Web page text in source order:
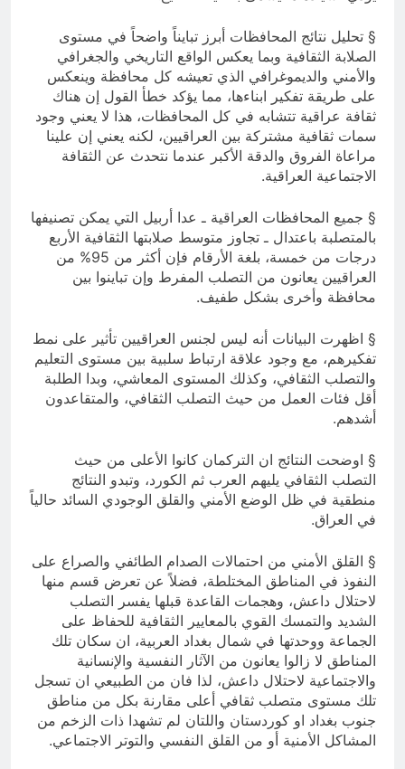
§ تحليل نتائج المحافظات أبرز تبايناً واضحاً في مستوى
الصلابة الثقافية وبما يعكس الواقع التاريخي والجغرافي
والأمني والديموغرافي الذي تعيشه كل محافظة وينعكس
على طريقة تفكير ابناءها، مما يؤكد خطأ القول إن هناك
ثقافة عراقية تتشابه في كل المحافظات، هذا لا يعني وجود
سمات ثقافية مشتركة بين العراقيين، لكنه يعني إن علينا
مراعاة الفروق والدقة الأكبر عندما نتحدث عن الثقافة
الاجتماعية العراقية.
§ جميع المحافظات العراقية ـ عدا أربيل التي يمكن تصنيفها
بالمتصلبة باعتدال ـ تجاوز متوسط صلابتها الثقافية الأربع
درجات من خمسة، بلغة الأرقام فإن أكثر من 95% من
العراقيين يعانون من التصلب المفرط وإن تباينوا بين
محافظة وأخرى بشكل طفيف.
§ اظهرت البيانات أنه ليس لجنس العراقيين تأثير على نمط
تفكيرهم، مع وجود علاقة ارتباط سلبية بين مستوى التعليم
والتصلب الثقافي، وكذلك المستوى المعاشي، وبدا الطلبة
أقل فئات العمل من حيث التصلب الثقافي، والمتقاعدون
أشدهم.
§ اوضحت النتائج ان التركمان كانوا الأعلى من حيث
التصلب الثقافي يليهم العرب ثم الكورد، وتبدو النتائج
منطقية في ظل الوضع الأمني والقلق الوجودي السائد حالياً
في العراق.
§ القلق الأمني من احتمالات الصدام الطائفي والصراع على
النفوذ في المناطق المختلطة، فضلاً عن تعرض قسم منها
لاحتلال داعش، وهجمات القاعدة قبلها يفسر التصلب
الشديد والتمسك القوي بالمعايير الثقافية للحفاظ على
الجماعة ووحدتها في شمال بغداد العربية، ان سكان تلك
المناطق لا زالوا يعانون من الآثار النفسية والإنسانية
والاجتماعية لاحتلال داعش، لذا فان من الطبيعي ان تسجل
تلك مستوى متصلب ثقافي أعلى مقارنة بكل من مناطق
جنوب بغداد او كوردستان واللتان لم تشهدا ذات الزخم من
المشاكل الأمنية أو من القلق النفسي والتوتر الاجتماعي.